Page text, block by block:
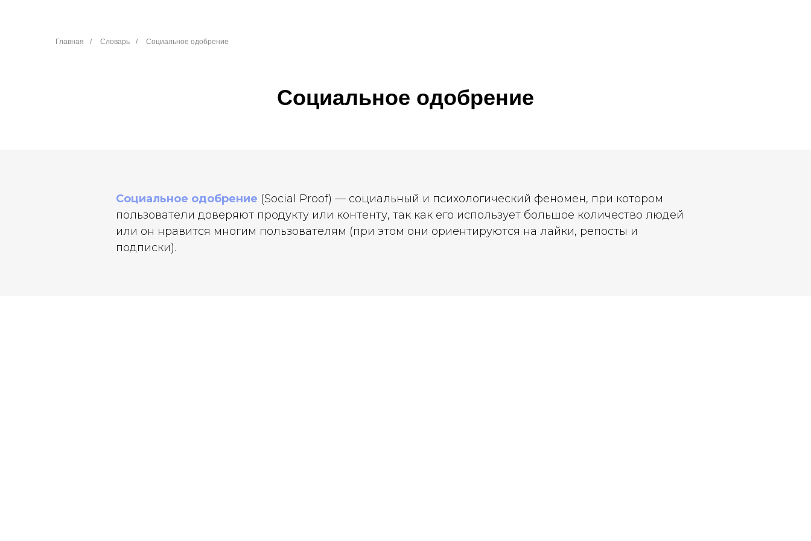
Главная / Словарь / Социальное одобрение
Социальное одобрение
Социальное одобрение (Social Proof) — социальный и психологический феномен, при котором
пользователи доверяют продукту или контенту, так как его использует большое количество людей
или он нравится многим пользователям (при этом они ориентируются на лайки, репосты и
подписки).